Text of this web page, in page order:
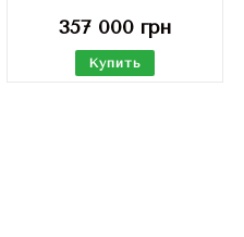
357 000 грн
Купить